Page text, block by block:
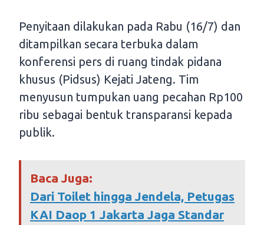
Penyitaan dilakukan pada Rabu (16/7) dan
ditampilkan secara terbuka dalam
konferensi pers di ruang tindak pidana
khusus (Pidsus) Kejati Jateng. Tim
menyusun tumpukan uang pecahan Rp100
ribu sebagai bentuk transparansi kepada
publik.
Baca Juga:
Dari Toilet hingga Jendela, Petugas
KAI Daop 1 Jakarta Jaga Standar